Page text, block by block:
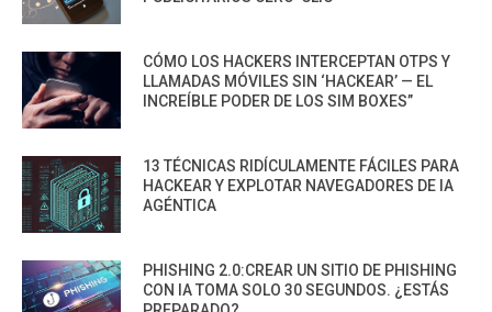
CÓMO LOS HACKERS INTERCEPTAN OTPS Y
LLAMADAS MÓVILES SIN ‘HACKEAR’ — EL
INCREÍBLE PODER DE LOS SIM BOXES”
13 TÉCNICAS RIDÍCULAMENTE FÁCILES PARA
HACKEAR Y EXPLOTAR NAVEGADORES DE IA
AGÉNTICA
PHISHING 2.0:CREAR UN SITIO DE PHISHING
CON IA TOMA SOLO 30 SEGUNDOS. ¿ESTÁS